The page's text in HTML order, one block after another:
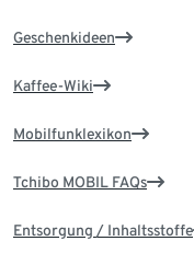
Geschenkideen
Kaffee-Wiki
Mobilfunklexikon
Tchibo MOBIL FAQs
Entsorgung / Inhaltsstoffe